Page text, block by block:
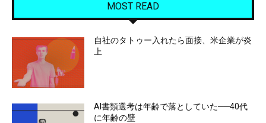
MOST READ
自社のタトゥー入れたら面接、米企業が炎
上
AI書類選考は年齢で落としていた──40代
に年齢の壁